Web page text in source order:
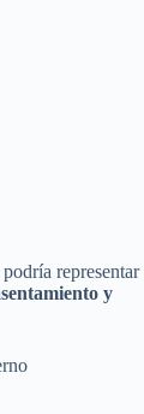
representar
y